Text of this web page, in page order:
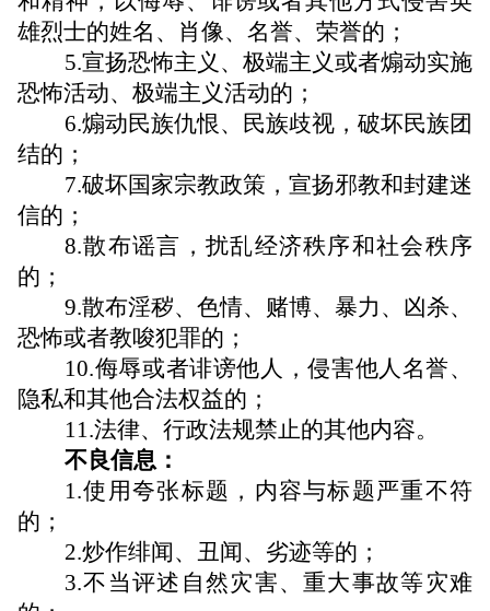
雄烈士的姓名、肖像、名誉、荣誉的；
5.宣扬恐怖主义、极端主义或者煽动实施
恐怖活动、极端主义活动的；
6.煽动民族仇恨、民族歧视，破坏民族团
结的；
7.破坏国家宗教政策，宣扬邪教和封建迷
信的；
8.散布谣言，扰乱经济秩序和社会秩序
的；
9.散布淫秽、色情、赌博、暴力、凶杀、
恐怖或者教唆犯罪的；
10.侮辱或者诽谤他人，侵害他人名誉、
隐私和其他合法权益的；
11.法律、行政法规禁止的其他内容。
不良信息：
1.使用夸张标题，内容与标题严重不符
的；
2.炒作绯闻、丑闻、劣迹等的；
3.不当评述自然灾害、重大事故等灾难